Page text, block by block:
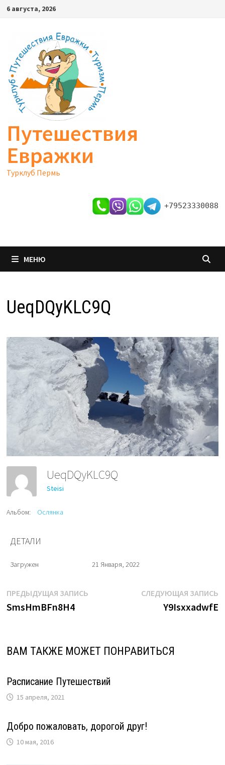
Перейти
содержимому
6 августа, 2026
Путешествия
Евражки
Турклуб Пермь
+79523330088
МЕНЮ
UeqDQyKLC9Q
UeqDQyKLC9Q
Steisi
Альбом: Ослянка
ДЕТАЛИ
Загружен 21 Января, 2022
Навигация
по
ПРЕДЫДУЩАЯ ЗАПИСЬПредыдущая
SmsHmBFn8H4
СЛЕДУЮЩАЯ ЗАПИСЬ
Y9IsxxadwfE
ВАМ ТАКЖЕ МОЖЕТ ПОНРАВИТЬСЯ
Расписание Путешествий
15 апреля, 2021
Добро пожаловать, дорогой друг!
10 мая, 2016